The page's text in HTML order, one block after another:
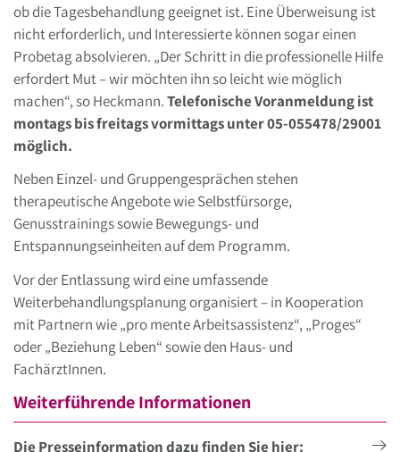
ob die Tagesbehandlung geeignet ist. Eine Überweisung ist
nicht erforderlich, und Interessierte können sogar einen
Probetag absolvieren. „Der Schritt in die professionelle Hilfe
erfordert Mut – wir möchten ihn so leicht wie möglich
machen“, so Heckmann.Telefonische Voranmeldung ist
montags bis freitags vormittags unter 05-055478/29001
möglich.
Neben Einzel- und Gruppengesprächen stehen
therapeutische Angebote wie Selbstfürsorge,
Genusstrainings sowie Bewegungs- und
Entspannungseinheiten auf dem Programm.
Vor der Entlassung wird eine umfassende
Weiterbehandlungsplanung organisiert – in Kooperation
mit Partnern wie „pro mente Arbeitsassistenz“, „Proges“
oder „Beziehung Leben“ sowie den Haus- und
FachärztInnen.
Weiterführende Informationen
Die Presseinformation dazu finden Sie hier: